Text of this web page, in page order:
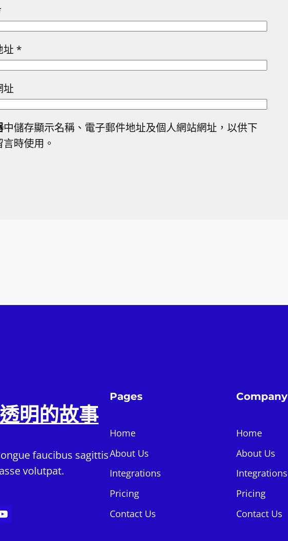
址 *
址
中儲存顯示名稱、電子郵件地址及個人網站網址，以供下
時使用。
明的故事
faucibus sagittis
volutpat.
Pages
Home
About Us
Integrations
Pricing
Contact Us
Company
Home
About Us
Integrations
Pricing
Contact Us